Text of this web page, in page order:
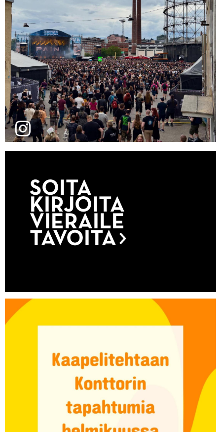
SOITA
KIRJOITA
VIERAILE
TAVOITA